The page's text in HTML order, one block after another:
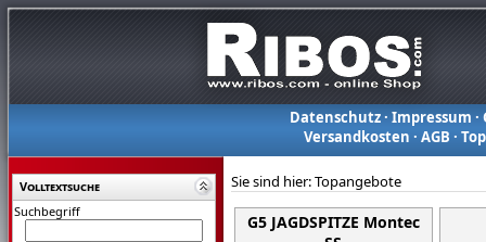
Datenschutz· Impressum ·
Versandkosten ·AGB ·
Volltextsuche
Suchbegriff
Sie sind hier:Topangebote
G5 JAGDSPITZE Montec